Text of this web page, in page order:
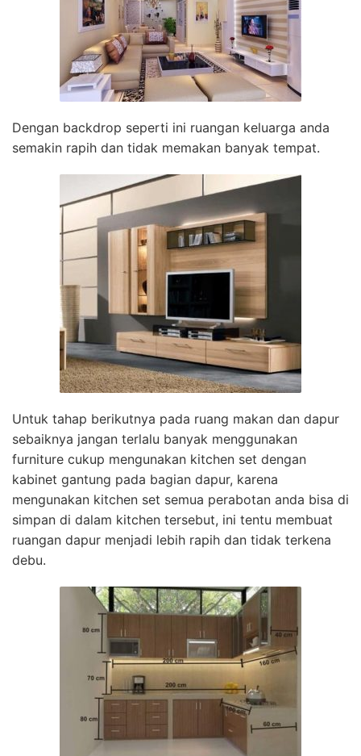
Dengan backdrop seperti ini ruangan keluarga anda
semakin rapih dan tidak memakan banyak tempat.
Untuk tahap berikutnya pada ruang makan dan dapur
sebaiknya jangan terlalu banyak menggunakan
furniture cukup mengunakan kitchen set dengan
kabinet gantung pada bagian dapur, karena
mengunakan kitchen set semua perabotan anda bisa di
simpan di dalam kitchen tersebut, ini tentu membuat
ruangan dapur menjadi lebih rapih dan tidak terkena
debu.